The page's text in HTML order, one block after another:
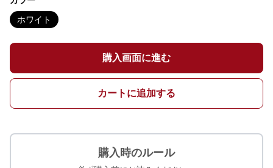
ホワイト
購入画面に進む
カートに追加する
購入時のルール